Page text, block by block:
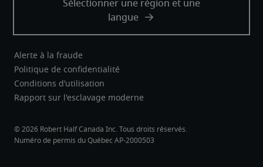
Alerte à la fraude
Politique de confidentialité
Conditions d’utilisation
Rapport sur l'esclavage moderne
Robert Half Canada Inc. Tous droits réservés.